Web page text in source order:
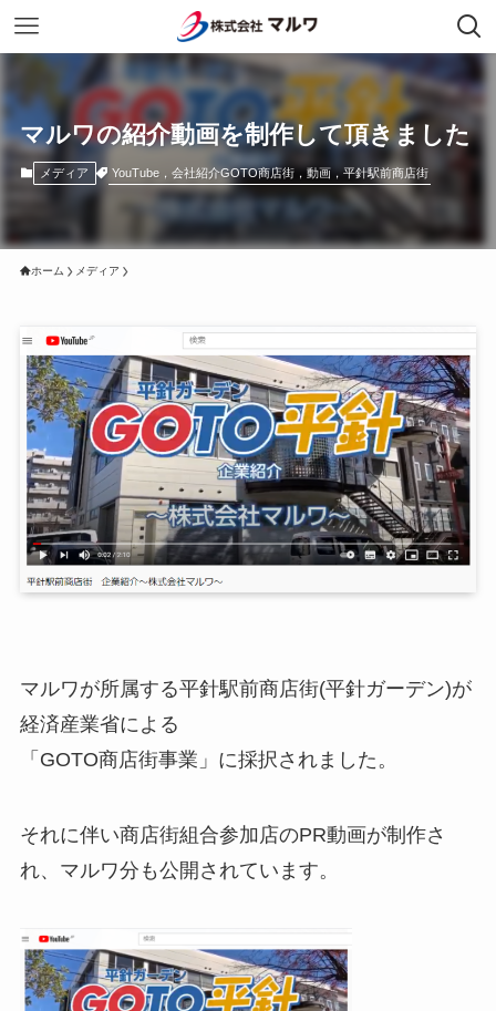
マルワの紹介動画を制作して頂きました
メディア YouTube，会社紹介GOTO商店街，動画，平針駅前商店街
ホーム メディア
マルワが所属する平針駅前商店街(平針ガーデン)が
経済産業省による
「GOTO商店街事業」に採択されました。
それに伴い商店街組合参加店のPR動画が制作さ
れ、マルワ分も公開されています。